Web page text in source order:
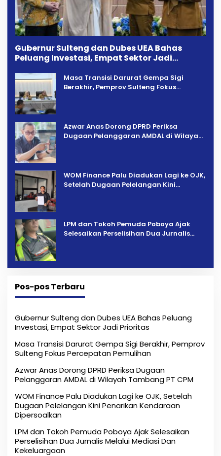
Gubernur Sulteng dan Dubes UEA Bahas
Peluang Investasi, Empat Sektor Jadi
Masa Transisi Darurat Gempa Sigi
Berakhir, Pemprov Sulteng Fokus
Azwar Anas Dorong DPRD Periksa
Dugaan Pelanggaran AMDAL di Wilayah
‎WOM Finance Palu Diadukan Lagi ke OJK,
Setelah Dugaan Pelelangan Kini
LPM dan Tokoh Pemuda Poboya Ajak
Selesaikan Perselisihan Dua Jurnalis
Pos-pos Terbaru
Gubernur Sulteng dan Dubes UEA Bahas Peluang
Investasi, Empat Sektor Jadi Prioritas
Masa Transisi Darurat Gempa Sigi Berakhir, Pemprov
Sulteng Fokus Percepatan Pemulihan
Azwar Anas Dorong DPRD Periksa Dugaan
Pelanggaran AMDAL di Wilayah Tambang PT CPM
‎WOM Finance Palu Diadukan Lagi ke OJK, Setelah
Dugaan Pelelangan Kini Penarikan Kendaraan
Dipersoalkan ‎
LPM dan Tokoh Pemuda Poboya Ajak Selesaikan
Perselisihan Dua Jurnalis Melalui Mediasi Dan
Kekeluargaan